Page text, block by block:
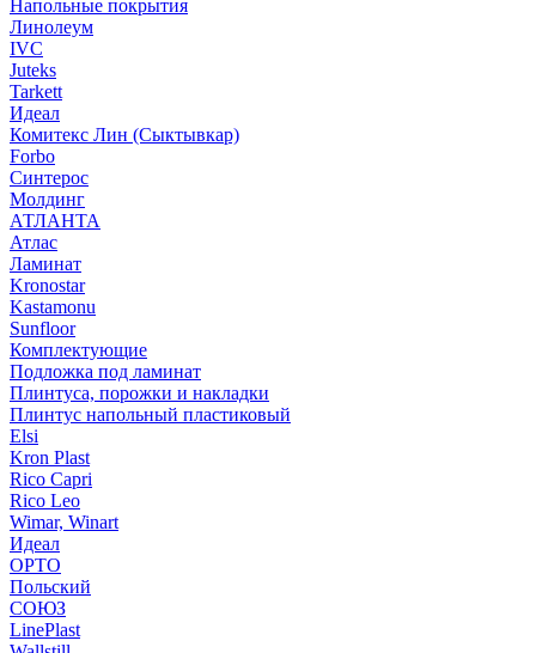
Напольные покрытия
Линолеум
IVC
Juteks
Tarkett
Идеал
Комитекс Лин (Сыктывкар)
Forbo
Синтерос
Молдинг
АТЛАНТА
Атлас
Ламинат
Kronostar
Kastamonu
Sunfloor
Комплектующие
Подложка под ламинат
Плинтуса, порожки и накладки
Плинтус напольный пластиковый
Elsi
Kron Plast
Rico Capri
Rico Leo
Wimar, Winart
Идеал
ОРТО
Польский
СОЮЗ
LinePlast